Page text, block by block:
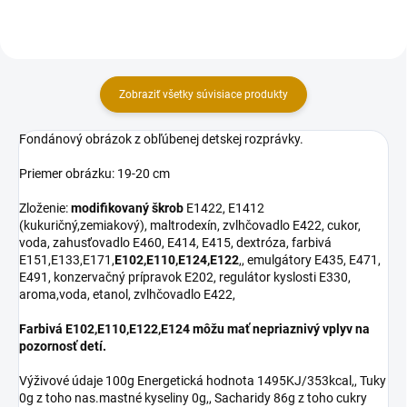
Zobraziť všetky súvisiace produkty
Fondánový obrázok z obľúbenej detskej rozprávky.
Priemer obrázku: 19-20 cm
Zloženie:modifikovaný škrob E1422, E1412
(kukuričný,zemiakový), maltrodexín, zvlhčovadlo E422, cukor,
voda, zahusťovadlo E460, E414, E415, dextróza, farbivá
E151,E133,E171,E102,E110,E124,E122,, emulgátory E435, E471,
E491, konzervačný prípravok E202, regulátor kyslosti E330,
aroma,voda, etanol, zvlhčovadlo E422,
Farbivá E102,E110,E122,E124 môžu mať nepriaznivý vplyv na
pozornosť detí.
Výživové údaje 100g Energetická hodnota 1495KJ/353kcal,, Tuky
0g z toho nas.mastné kyseliny 0g,, Sacharidy 86g z toho cukry